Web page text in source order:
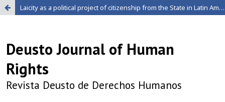
Laicity as a political project of citizenship from the State in Latin America: its instrumentalization in three countries (Mexico, El Salvador, Bolivia)